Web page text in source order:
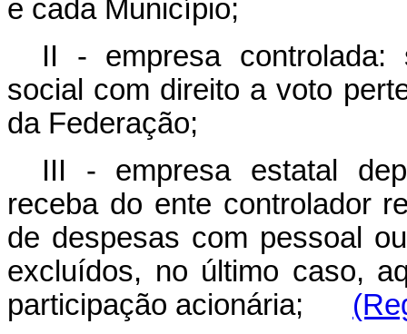
e cada Município;
II - empresa controlada:
social com direito a voto
da Federação;
III - empresa estatal
receba do ente controlador
de despesas com pessoal
excluídos, no último caso,
participação acionária;